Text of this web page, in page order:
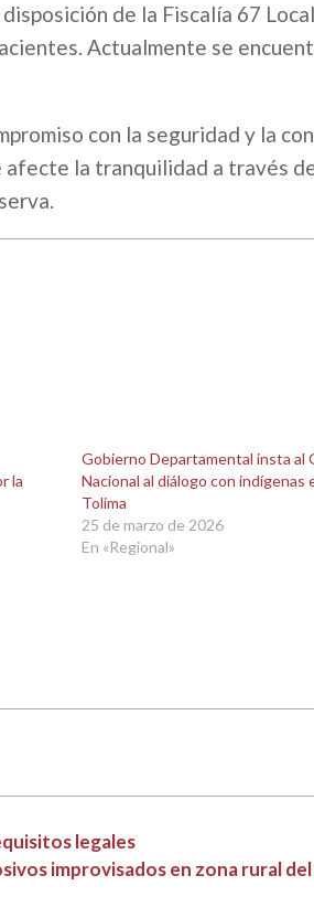
de la Fiscalía 67
Actualmente se
con la seguridad y la
afecte la tranquilidad a través
la
Gobierno Departamental insta al
Nacional al diálogo con indígenas
Tolima
25 de marzo de 2026
En «Regional»
legales
improvisados en zona rural